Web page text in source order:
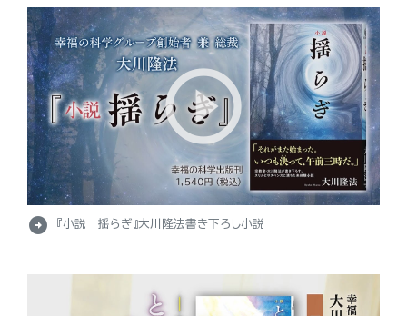
arrow_circle_right 『小説 揺らぎ』大川隆法書き下ろし小説